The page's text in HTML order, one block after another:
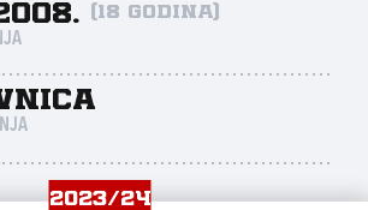
(18 godina)
2023/24